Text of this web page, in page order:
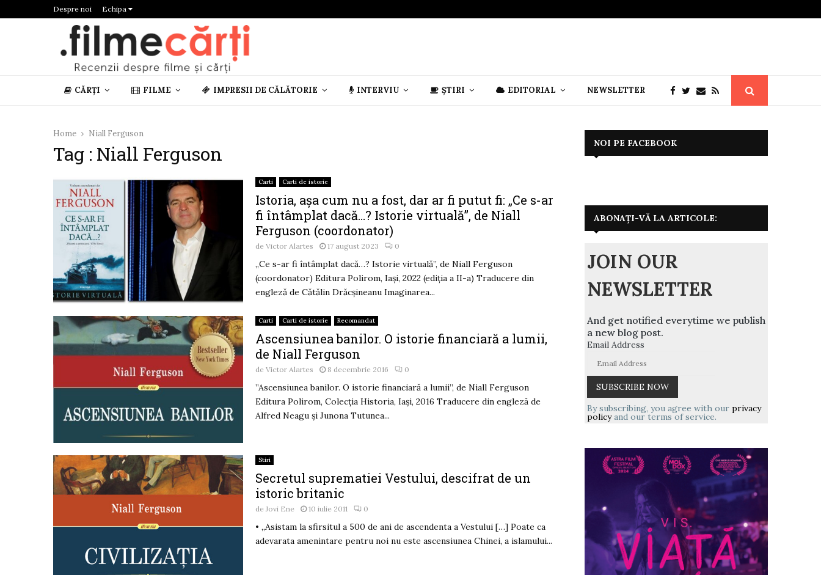
Despre noi Echipa
CĂRȚI FILME IMPRESII DE CĂLĂTORIE INTERVIU ȘTIRI EDITORIAL NEWSLETTER
Home Niall Ferguson
Tag : Niall Ferguson
Carti Carti de istorie
Istoria, așa cum nu a fost, dar ar fi putut fi: „Ce s-ar
fi întâmplat dacă…? Istorie virtuală”, de Niall
Ferguson (coordonator)
deVictor Alartes 17 august 2023 0
„Ce s-ar fi întâmplat dacă…? Istorie virtuală”, de Niall Ferguson
(coordonator) Editura Polirom, Iași, 2022 (ediția a II-a) Traducere din
engleză de Cătălin Drăcșineanu Imaginarea...
Carti Carti de istorie Recomandat
Ascensiunea banilor. O istorie financiară a lumii,
de Niall Ferguson
deVictor Alartes 8 decembrie 2016 0
”Ascensiunea banilor. O istorie financiară a lumii”, de Niall Ferguson
Editura Polirom, Colecția Historia, Iași, 2016 Traducere din engleză de
Alfred Neagu și Junona Tutunea...
Stiri
Secretul suprematiei Vestului, descifrat de un
istoric britanic
de Jovi Ene 10 iulie 2011 0
• „Asistam la sfirsitul a 500 de ani de ascendenta a Vestului […] Poate ca
adevarata amenintare pentru noi nu este ascensiunea Chinei, a islamului...
NOI PE FACEBOOK
ABONAȚI-VĂ LA ARTICOLE:
JOIN OUR
NEWSLETTER
And get notified everytime we publish
a new blog post.
Email Address
By subscribing, you agree with our privacy
policyand our terms of service.